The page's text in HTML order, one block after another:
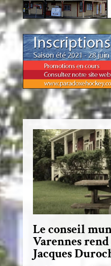
Le conseil
Varennes
Jacques